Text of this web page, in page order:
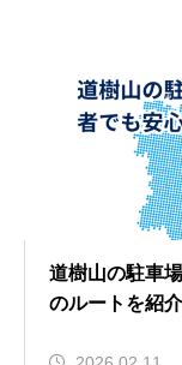
道樹山の駐車
のルートを紹介